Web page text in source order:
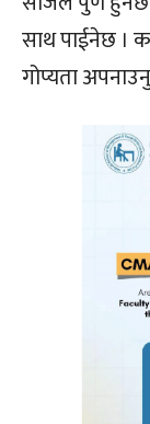
साथ पाईनेछ ।
गोप्यता